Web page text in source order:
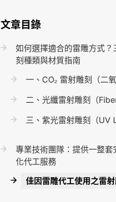
文章目錄
如何選擇適合的雷雕方式？
刻種類與材質指南
一、CO₂ 雷射雕刻（二氧
二、光纖雷射雕刻（
三、紫光雷射雕刻（UV
專業技術團隊：提供一整套
化代工服務
佳因雷雕代工使用之雷